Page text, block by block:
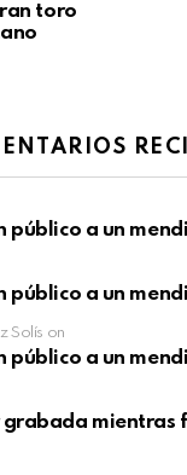
toro
público a un
público a un
Solís on
público a un
grabada mientras